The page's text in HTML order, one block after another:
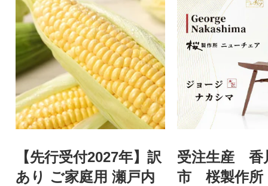
【先行受付2027年】訳
あり ご家庭用 瀬戸内
受注生産 香
市 桜製作